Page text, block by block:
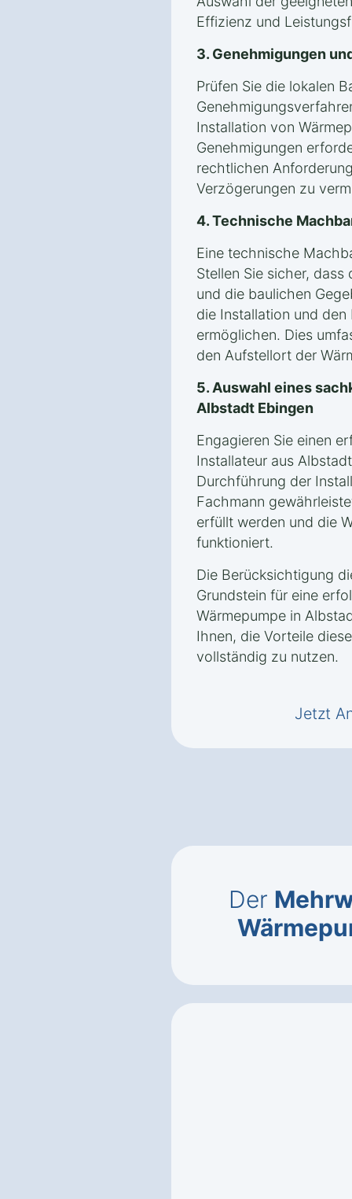
Effizienz und
3. Genehmigungen
Prüfen Sie die lokalen
Installation von
Genehmigungen
rechtlichen
Verzögerungen zu
4. Technische
Eine technische
Stellen Sie sicher,
und die baulichen
die Installation und den
ermöglichen. Dies
den Aufstellort der
5. Auswahl eines
Albstadt Ebingen
Engagieren Sie einen
Installateur aus
Durchführung der
Fachmann
erfüllt werden und die
funktioniert.
Die Berücksichtigung
Grundstein für eine
Wärmepumpe in
Ihnen, die Vorteile
vollständig zu nutzen.
Jetzt
Der